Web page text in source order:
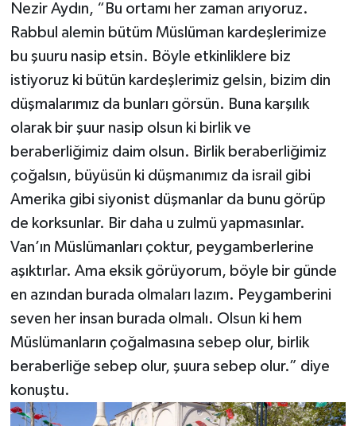
Nezir Aydın, “Bu ortamı her zaman arıyoruz.
Rabbul alemin bütüm Müslüman kardeşlerimize
bu şuuru nasip etsin. Böyle etkinliklere biz
istiyoruz ki bütün kardeşlerimiz gelsin, bizim din
düşmalarımız da bunları görsün. Buna karşılık
olarak bir şuur nasip olsun ki birlik ve
beraberliğimiz daim olsun. Birlik beraberliğimiz
çoğalsın, büyüsün ki düşmanımız da israil gibi
Amerika gibi siyonist düşmanlar da bunu görüp
de korksunlar. Bir daha u zulmü yapmasınlar.
Van’ın Müslümanları çoktur, peygamberlerine
aşıktırlar. Ama eksik görüyorum, böyle bir günde
en azından burada olmaları lazım. Peygamberini
seven her insan burada olmalı. Olsun ki hem
Müslümanların çoğalmasına sebep olur, birlik
beraberliğe sebep olur, şuura sebep olur.” diye
konuştu.